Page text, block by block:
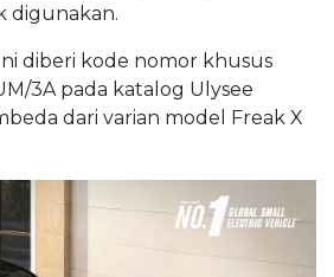
digunakan.
diberi kode nomor khusus
3A pada katalog Ulysee
dari varian model Freak X